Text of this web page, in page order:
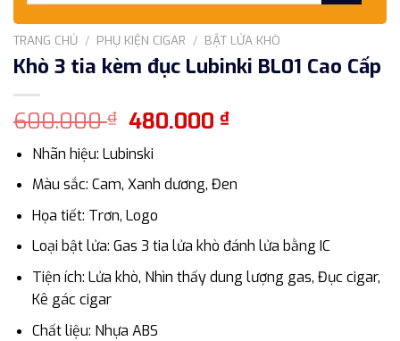
TRANG CHỦ / PHỤ KIỆN CIGAR / BẬT LỬA KHÒ
Khò 3 tia kèm đục Lubinki BL01 Cao Cấp
600.000₫ Giá
gốc
là:
600.000 ₫.
480.000₫Giá
là:
Nhãn hiệu: Lubinski
Màu sắc: Cam, Xanh dương, Đen
Họa tiết: Trơn, Logo
Loại bật lửa: Gas 3 tia lửa khò đánh lửa bằng IC
Tiện ích: Lửa khò, Nhìn thấy dung lượng gas, Đục cigar,
Kê gác cigar
Chất liệu: Nhựa ABS